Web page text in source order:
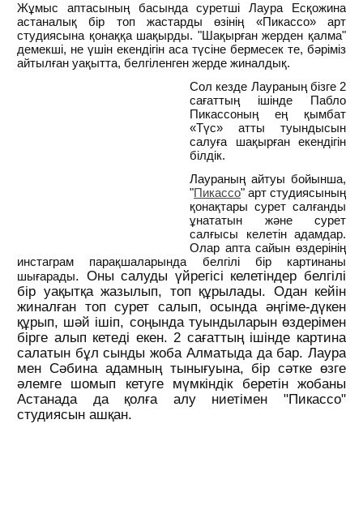
Жұмыс аптасының басында суретші Лаура Есқожина
астаналық бір топ жастарды өзінің «Пикассо» арт
студиясына қонаққа шақырды. "Шақырған жерден қалма"
демекші, не үшін екендігін аса түсіне бермесек те, бәріміз
айтылған уақытта, белгіленген жерде жиналдық.
Сол кезде Лаураның бізге 2
сағаттың ішінде Пабло
Пикассоның ең қымбат
«Түс» атты туындысын
салуға шақырған екендігін
білдік.
Лаураның айтуы бойынша,
"Пикассо" арт студиясының
қонақтары сурет салғанды
ұнататын және сурет
салғысы келетін адамдар.
Олар апта сайын өздерінің
инстаграм парақшаларында белгілі бір картинаны
шығарады. Оны салуды үйрегісі келетіндер белгілі
бір уақытқа жазылып, топ құрылады. Одан кейін
жиналған топ сурет салып, осында әңгіме-дүкен
құрып, шәй ішіп, соңында туындыларын өздерімен
бірге алып кетеді екен. 2 сағаттың ішінде картина
салатын бұл сынды жоба Алматыда да бар. Лаура
мен Сәбина адамның тынығуына, бір сәтке өзге
әлемге шомып кетуге мүмкіндік беретін жобаны
Астанада да қолға алу ниетімен "Пикассо"
студиясын ашқан.